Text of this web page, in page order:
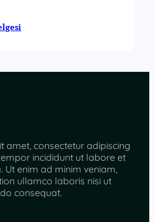
amet, consectetur adipiscing
incididunt ut labore et
enim ad minim veniam,
ullamco laboris nisi ut
consequat.